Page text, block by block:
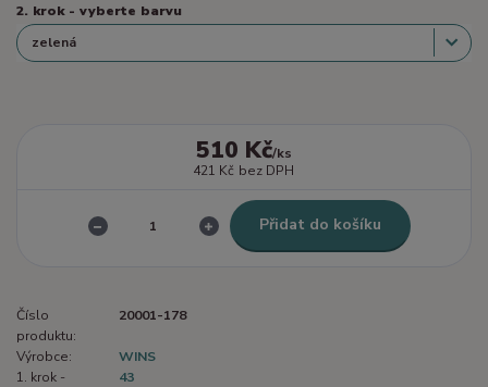
2. krok - vyberte barvu
510 Kč/ks
421 Kč bez DPH
Přidat do košíku
Číslo
produktu:
20001-178
Výrobce:
WINS
1. krok -
43